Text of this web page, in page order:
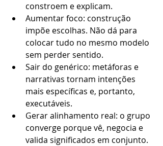
constroem e explicam.
Aumentar foco: construção
impõe escolhas. Não dá para
colocar tudo no mesmo modelo
sem perder sentido.
Sair do genérico: metáforas e
narrativas tornam intenções
mais específicas e, portanto,
executáveis.
Gerar alinhamento real: o grupo
converge porque vê, negocia e
valida significados em conjunto.